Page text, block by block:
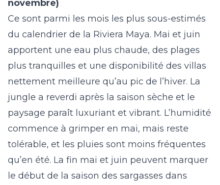
novembre)
Ce sont parmi les mois les plus sous-estimés
du calendrier de la Riviera Maya. Mai et juin
apportent une eau plus chaude, des plages
plus tranquilles et une disponibilité des villas
nettement meilleure qu’au pic de l’hiver. La
jungle a reverdi après la saison sèche et le
paysage paraît luxuriant et vibrant. L’humidité
commence à grimper en mai, mais reste
tolérable, et les pluies sont moins fréquentes
qu’en été. La fin mai et juin peuvent marquer
le début de la saison des sargasses dans